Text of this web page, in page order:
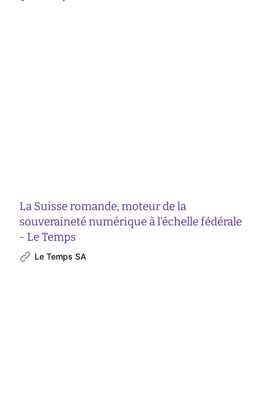
La Suisse romande, moteur de la
souveraineté numérique à l’échelle fédérale
- Le Temps
Le Temps SA